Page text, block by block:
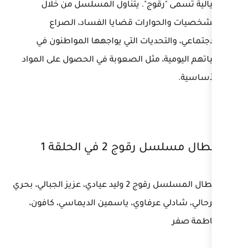
يتناول المسلسل من خلال
قضايا الفساد، الصراع
التي يواجهها المواطنون في
مثل الصعوبة في الحصول على المواد
2 في الحلقة 1
أبطال المسلسل رقوج 2 وليد عيادي، عزيز الجبالي، بحري
عرفاوي، ياسمين الديماسي، كافون،